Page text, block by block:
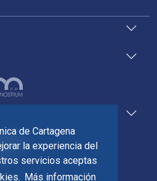
de Cartagena
la experiencia del
servicios aceptas
Más información